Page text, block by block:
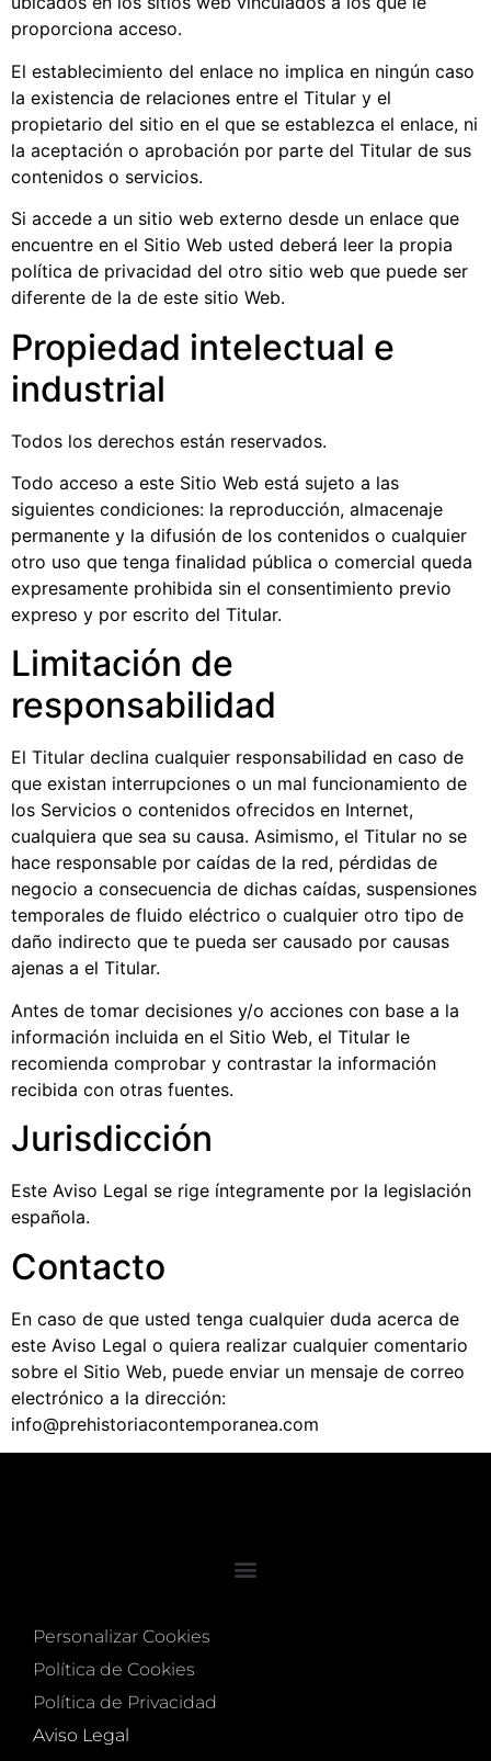
proporciona acceso.
El establecimiento del enlace no implica en ningún caso
la existencia de relaciones entre el Titular y el
propietario del sitio en el que se establezca el enlace, ni
la aceptación o aprobación por parte del Titular de sus
contenidos o servicios.
Si accede a un sitio web externo desde un enlace que
encuentre en el Sitio Web usted deberá leer la propia
política de privacidad del otro sitio web que puede ser
diferente de la de este sitio Web.
Propiedad intelectual e
industrial
Todos los derechos están reservados.
Todo acceso a este Sitio Web está sujeto a las
siguientes condiciones: la reproducción, almacenaje
permanente y la difusión de los contenidos o cualquier
otro uso que tenga finalidad pública o comercial queda
expresamente prohibida sin el consentimiento previo
expreso y por escrito del Titular.
Limitación de
responsabilidad
El Titular declina cualquier responsabilidad en caso de
que existan interrupciones o un mal funcionamiento de
los Servicios o contenidos ofrecidos en Internet,
cualquiera que sea su causa. Asimismo, el Titular no se
hace responsable por caídas de la red, pérdidas de
negocio a consecuencia de dichas caídas, suspensiones
temporales de fluido eléctrico o cualquier otro tipo de
daño indirecto que te pueda ser causado por causas
ajenas a el Titular.
Antes de tomar decisiones y/o acciones con base a la
información incluida en el Sitio Web, el Titular le
recomienda comprobar y contrastar la información
recibida con otras fuentes.
Jurisdicción
Este Aviso Legal se rige íntegramente por la legislación
española.
Contacto
En caso de que usted tenga cualquier duda acerca de
este Aviso Legal o quiera realizar cualquier comentario
sobre el Sitio Web, puede enviar un mensaje de correo
electrónico a la dirección:
info@prehistoriacontemporanea.com
Personalizar Cookies
Política de Cookies
Política de Privacidad
Aviso Legal